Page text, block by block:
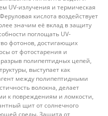
UV-излучения и термическая
кислота воздействует
значим её вклад в защиту
поглощать UV-
фотонов, достигающих
от фотостарения и
полипептидных цепей,
выступает как
между полипептидными
волокна, делает
к повреждениям и ломкости,
щит от солнечного
среды. Защита от